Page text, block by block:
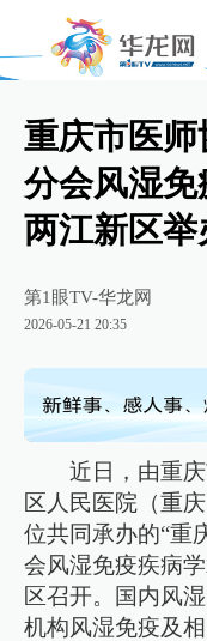
重庆市医
分会风湿
两江新区举
第1眼TV-华龙网
2026-05-21 20:35
近日，由重
区人民医院（重
位共同承办的“重
会风湿免疫疾病
区召开。国内风
机构风湿免疫及